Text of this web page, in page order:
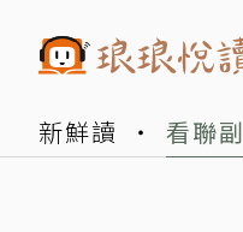
新鮮讀 看聯副